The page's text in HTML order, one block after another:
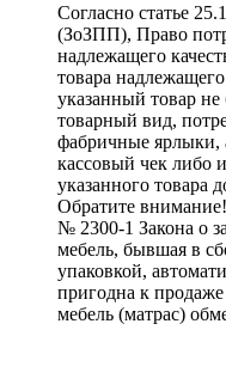
Согласно статье
(ЗоЗПП), Право
надлежащего
товара
указанный товар
товарный вид,
фабричные ярлыки,
кассовый чек либо
указанного товара
Обратите внимание!
№ 2300-1 Закона о
мебель, бывшая в
упаковкой,
пригодна к
мебель (матрас)